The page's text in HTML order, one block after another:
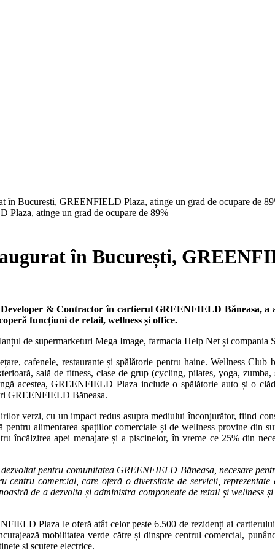
în București, GREENFIELD Plaza, atinge un grad de ocupare de
în București,
& Contractor în cartierul GREENFIELD Băneasa, a
funcțiuni de retail, wellness și office.
de supermarketuri Mega Image, farmacia Help Net și compania
cafenele, restaurante și spălătorie pentru haine. Wellness
sală de fitness, clase de grup (cycling, pilates, yoga,
acestea, GREENFIELD Plaza include o spălătorie auto și o
GREENFIELD Băneasa.
verzi, cu un impact redus asupra mediului înconjurător, fiind
alimentarea spațiilor comerciale și de wellness provine din
încălzirea apei menajare și a piscinelor, în vreme ce 25% din
pentru comunitatea GREENFIELD Băneasa, necesare
centru comercial, care oferă o diversitate de servicii,
de a dezvolta și administra componente de retail și wellness
Plaza le oferă atât celor peste 6.500 de rezidenți ai
mobilitatea verde către și dinspre centrul comercial,
și scutere electrice.